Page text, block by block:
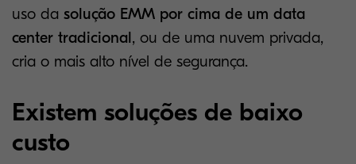
uso da solução EMM por cima de um data
center tradicional, ou de uma nuvem privada,
cria o mais alto nível de segurança.
Existem soluções de baixo
custo